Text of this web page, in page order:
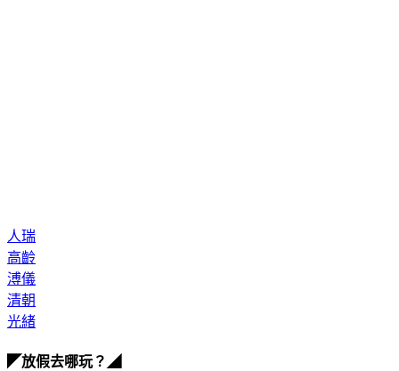
人瑞
高齡
溥儀
清朝
光緒
◤放假去哪玩？◢